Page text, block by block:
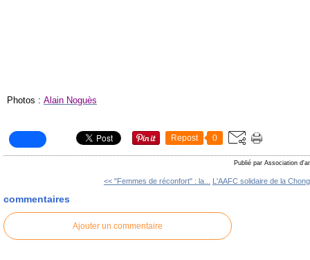
Photos : Alain Noguès
Repost 0
Publié par Association
<< "Femmes de réconfort" : la... L'AAFC solidaire de la
commentaires
Ajouter un commentaire